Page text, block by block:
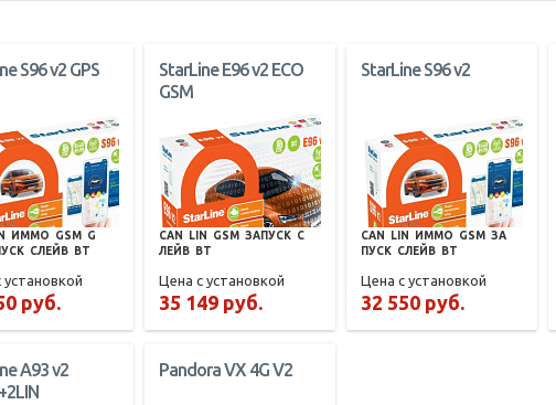
S96 v2 GPS
ИММО GSM G
СЛЕЙВ BT
установкой
руб.
StarLine E96 v2 ECO
GSM
CAN LIN GSM ЗАПУСК С
ЛЕЙВ
BT
Цена с установкой
35 149 руб.
StarLine S96 v2
CAN LIN ИММО GSM ЗА
ПУСК СЛЕЙВ BT
Цена с установкой
32 550 руб.
A93 v2
Pandora VX 4G V2